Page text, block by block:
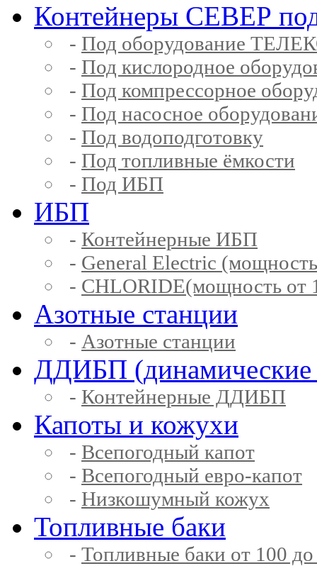
Контейнеры СЕВЕР
- Под оборудование
- Под кислородное
- Под компрессорное
- Под насосное
- Под водоподготовку
- Под топливные ёмкости
- Под ИБП
ИБП
- Контейнерные ИБП
- General Electric
- CHLORIDE(мощность от
Азотные станции
- Азотные станции
ДДИБП
- Контейнерные ДДИБП
Капоты и кожухи
- Всепогодный капот
- Всепогодный евро-капот
- Низкошумный кожух
Топливные баки
- Топливные баки от 100